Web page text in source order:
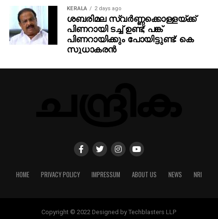
KERALA 2 days ago
ശബരിമല സ്വര്‍ണ്ണക്കൊള്ളയ്ക്ക്
പിണറായി ടച്ച് ഉണ്ട്; പങ്ക്
പിണറായിക്കും പോയിട്ടുണ്ട്: കെ
സുധാകരന്‍
HOME PRIVACY POLICY IMPRESSUM ABOUT US NEWS NRI
Copyright © 2022 Designed by Techblasters LLP